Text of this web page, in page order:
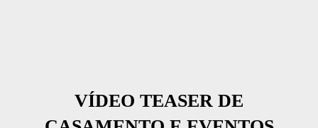
VÍDEO TEASER DE